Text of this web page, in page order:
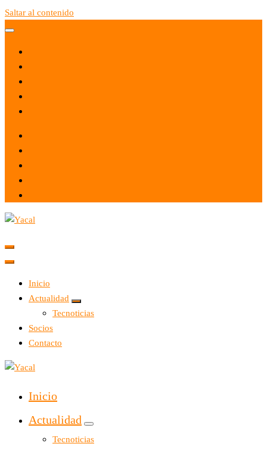
Saltar al contenido
Yacal micro hosting
Inicio
Actualidad
Tecnoticias
Socios
Contacto
Yacal micro hosting
Inicio
Actualidad
Tecnoticias